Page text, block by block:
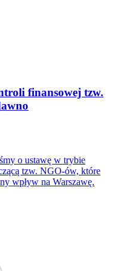
finansowej tzw.
o ustawę w trybie
tzw. NGO-ów, które
wpływ na Warszawę.